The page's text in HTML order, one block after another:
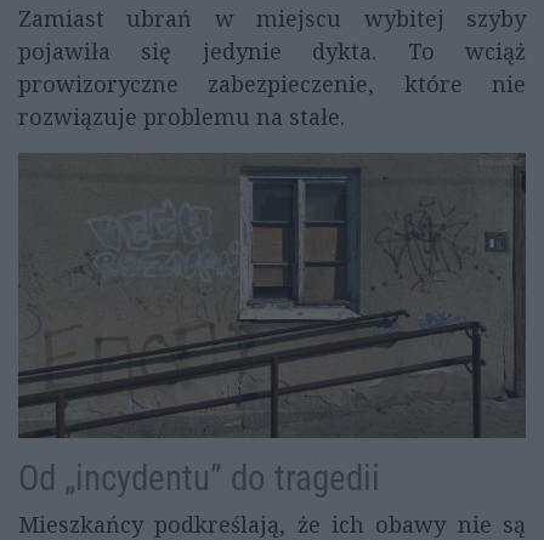
Zamiast ubrań w miejscu wybitej szyby
pojawiła się jedynie dykta. To wciąż
prowizoryczne zabezpieczenie, które nie
rozwiązuje problemu na stałe.
Od „incydentu” do tragedii
Mieszkańcy podkreślają, że ich obawy nie są